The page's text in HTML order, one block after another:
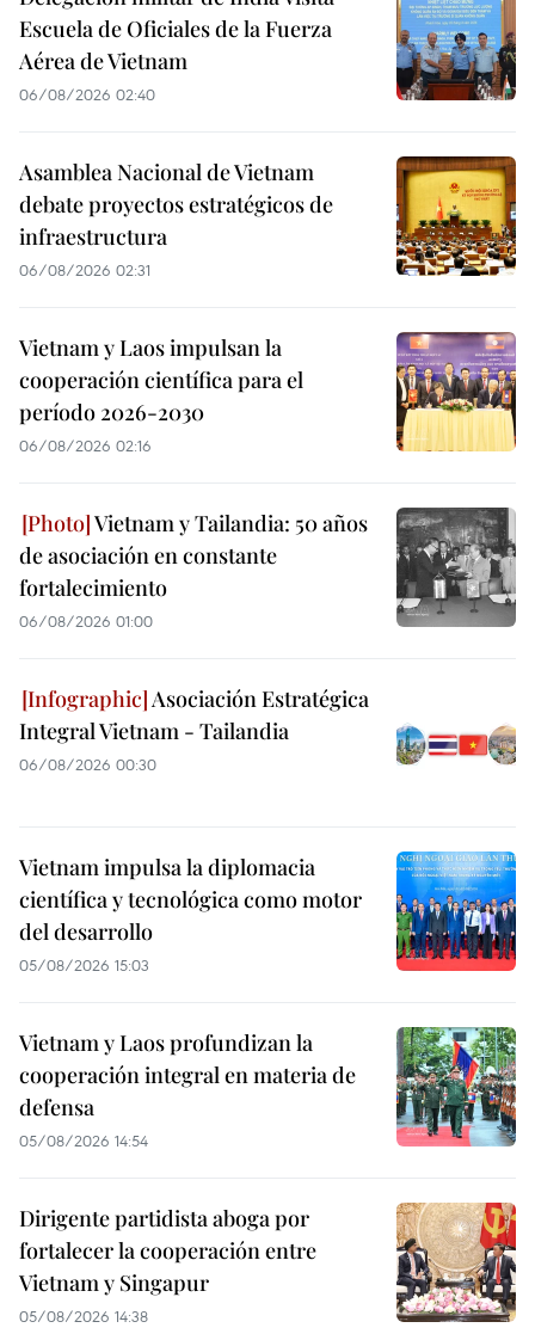
Escuela de Oficiales de la Fuerza
Aérea de Vietnam
06/08/2026 02:40
Asamblea Nacional de Vietnam
debate proyectos estratégicos de
infraestructura
06/08/2026 02:31
Vietnam y Laos impulsan la
cooperación científica para el
período 2026-2030
06/08/2026 02:16
Vietnam y Tailandia: 50 años
de asociación en constante
fortalecimiento
06/08/2026 01:00
Asociación Estratégica
Integral Vietnam - Tailandia
06/08/2026 00:30
Vietnam impulsa la diplomacia
científica y tecnológica como motor
del desarrollo
05/08/2026 15:03
Vietnam y Laos profundizan la
cooperación integral en materia de
defensa
05/08/2026 14:54
Dirigente partidista aboga por
fortalecer la cooperación entre
Vietnam y Singapur
05/08/2026 14:38